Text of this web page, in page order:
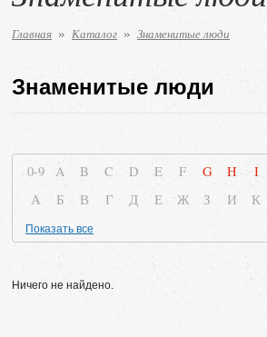
Главная » Каталог » Знаменитые люди
Знаменитые люди
0-9 A B C D E F G H I
А
Б В Г Д Е Ж З И К
Показать все
Ничего не найдено.